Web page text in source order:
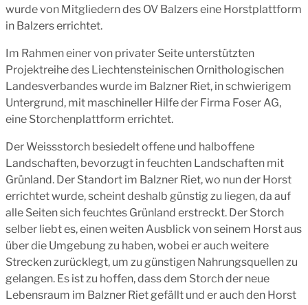
wurde von Mitgliedern des OV Balzers eine Horstplattform
in Balzers errichtet.
Im Rahmen einer von privater Seite unterstützten
Projektreihe des Liechtensteinischen Ornithologischen
Landesverbandes wurde im Balzner Riet, in schwierigem
Untergrund, mit maschineller Hilfe der Firma Foser AG,
eine Storchenplattform errichtet.
Der Weissstorch besiedelt offene und halboffene
Landschaften, bevorzugt in feuchten Landschaften mit
Grünland. Der Standort im Balzner Riet, wo nun der Horst
errichtet wurde, scheint deshalb günstig zu liegen, da auf
alle Seiten sich feuchtes Grünland erstreckt. Der Storch
selber liebt es, einen weiten Ausblick von seinem Horst aus
über die Umgebung zu haben, wobei er auch weitere
Strecken zurücklegt, um zu günstigen Nahrungsquellen zu
gelangen. Es ist zu hoffen, dass dem Storch der neue
Lebensraum im Balzner Riet gefällt und er auch den Horst